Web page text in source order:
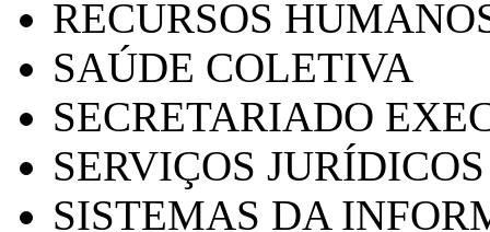
RECURSOS
SAÚDE COLETIVA
SECRETARIADO
SERVIÇOS
SISTEMAS DA